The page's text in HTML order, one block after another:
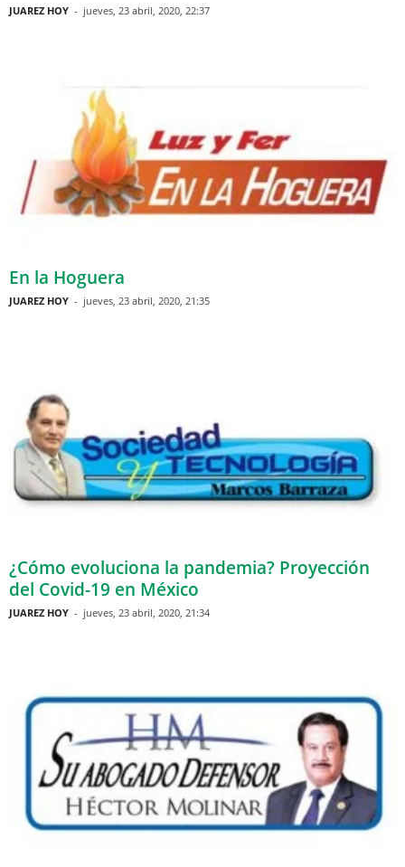
JUAREZ HOY - jueves, 23 abril, 2020, 22:37
En la Hoguera
JUAREZ HOY - jueves, 23 abril, 2020, 21:35
¿Cómo evoluciona la pandemia? Proyección
del Covid-19 en México
JUAREZ HOY - jueves, 23 abril, 2020, 21:34